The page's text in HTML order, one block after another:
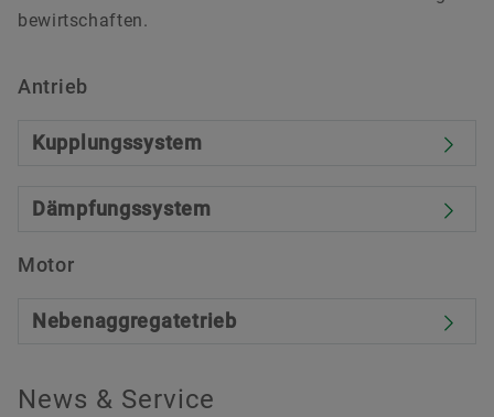
bewirtschaften.
Antrieb
Kupplungssystem
Dämpfungssystem
Motor
Nebenaggregatetrieb
News & Service